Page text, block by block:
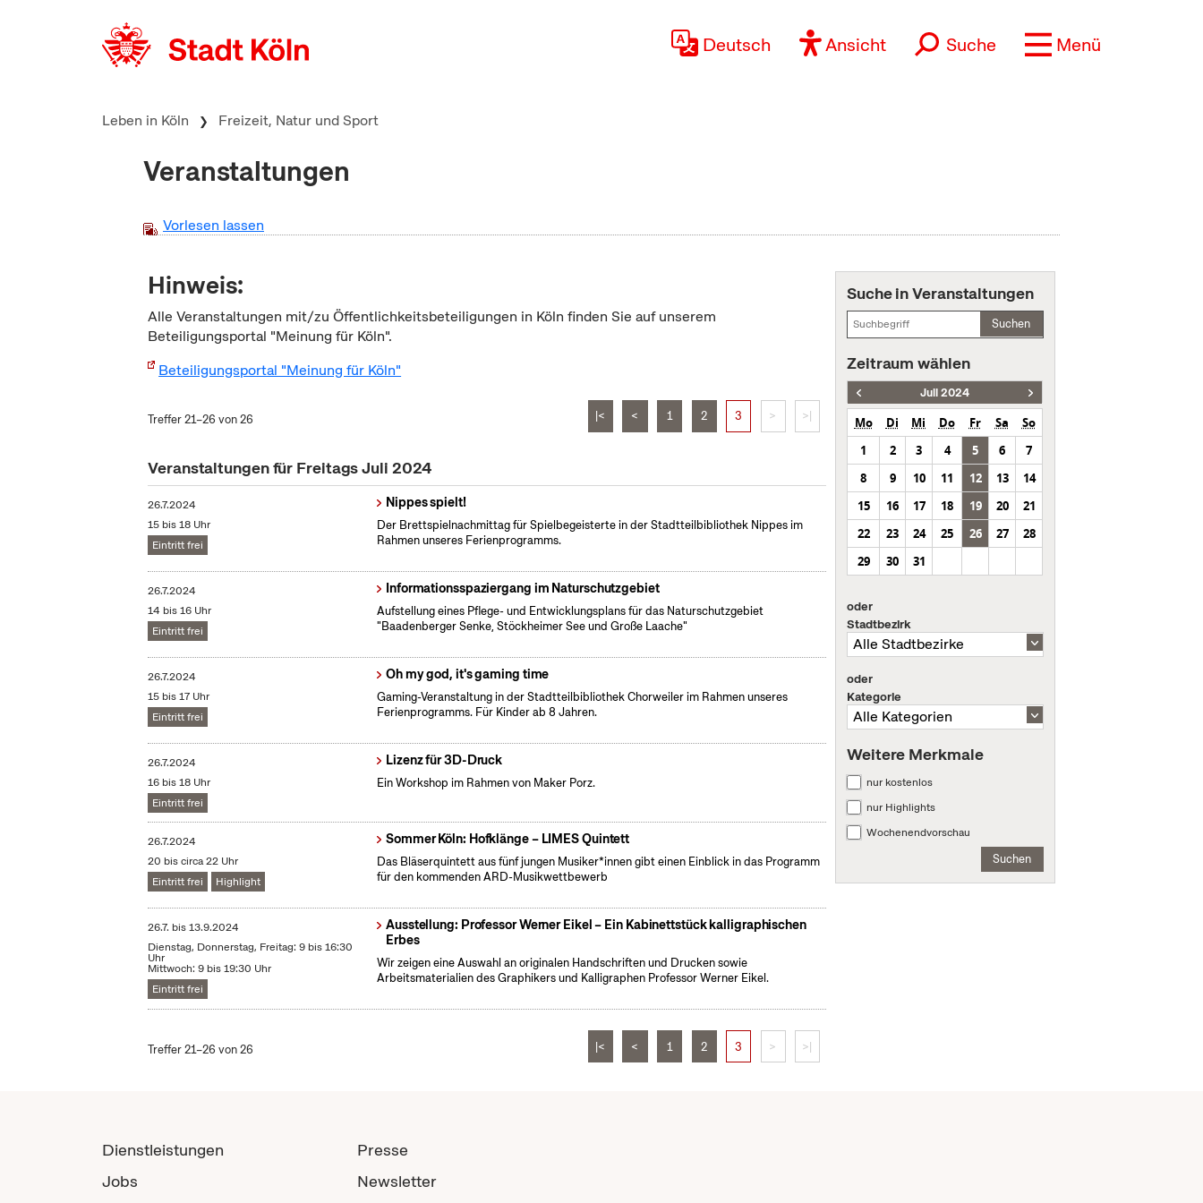
Deutsch Ansicht Suche Menü
Leben in Köln Freizeit, Natur und Sport
Veranstaltungen
Vorlesen lassen
Hinweis:
Alle Veranstaltungen mit/zu Öffentlichkeitsbeteiligungen in Köln finden Sie auf unserem
Beteiligungsportal "Meinung für Köln".
Beteiligungsportal "Meinung für Köln"
Treffer 21–26 von 26 |< < 1 2 3 > >|
Veranstaltungen für Freitags Juli 2024
26.7.2024
15 bis 18 Uhr
Eintritt frei
Nippes spielt!
Der Brettspielnachmittag für Spielbegeisterte in der Stadtteilbibliothek Nippes im
Rahmen unseres Ferienprogramms.
26.7.2024
14 bis 16 Uhr
Eintritt frei
Informationsspaziergang im Naturschutzgebiet
Aufstellung eines Pflege- und Entwicklungsplans für das Naturschutzgebiet
"Baadenberger Senke, Stöckheimer See und Große Laache"
26.7.2024
15 bis 17 Uhr
Eintritt frei
Oh my god, it's gaming time
Gaming-Veranstaltung in der Stadtteilbibliothek Chorweiler im Rahmen unseres
Ferienprogramms. Für Kinder ab 8 Jahren.
26.7.2024
16 bis 18 Uhr
Eintritt frei
Lizenz für 3D-Druck
Ein Workshop im Rahmen von Maker Porz.
26.7.2024
20 bis circa 22 Uhr
Eintritt frei
Highlight
Sommer Köln: Hofklänge – LIMES Quintett
Das Bläserquintett aus fünf jungen Musiker*innen gibt einen Einblick in das Programm
für den kommenden ARD-Musikwettbewerb
26.7. bis13.9.2024
Dienstag, Donnerstag, Freitag: 9 bis 16:30
Uhr
Mittwoch: 9 bis 19:30 Uhr
Eintritt frei
Ausstellung: Professor Werner Eikel – Ein Kabinettstück kalligraphischen
Erbes
Wir zeigen eine Auswahl an originalen Handschriften und Drucken sowie
Arbeitsmaterialien des Graphikers und Kalligraphen Professor Werner Eikel.
Treffer 21–26 von 26 |< < 1 2 3 > >|
Suche in Veranstaltungen
Suchen
Zeitraum wählen
Juli 2024
Mo Di Mi Do Fr Sa
So
1
2 3 4 5 6
7
8
9 10 11 12 13
14
15
16 17 18 19 20
21
22
23 24 25 26 27
28
29
30 31
oder
Stadtbezirk
oder
Kategorie
Weitere Merkmale
nur kostenlos
nur Highlights
Wochenendvorschau
Suchen
Dienstleistungen
Jobs
Presse
Newsletter